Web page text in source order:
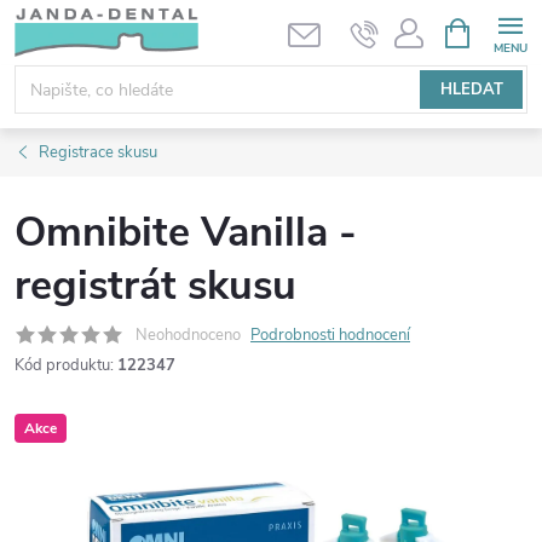
Přejít
obsah
HLEDAT
NÁKUPNÍ
KOŠÍK
Registrace skusu
Omnibite Vanilla -
registrát skusu
Neohodnoceno Podrobnosti hodnocení
Kód produktu: 122347
Akce